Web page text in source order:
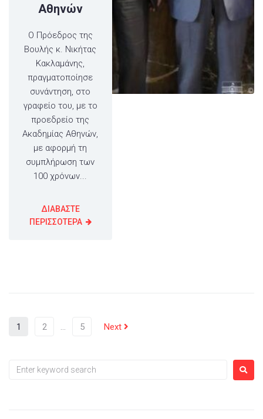
Αθηνών
Ο Πρόεδρος της
Βουλής κ. Νικήτας
Κακλαμάνης,
πραγματοποίησε
συνάντηση, στο
γραφείο του, με το
προεδρείο της
Ακαδημίας Αθηνών,
με αφορμή τη
συμπλήρωση των
100 χρόνων...
ΔΙΑΒΑΣΤΕ
ΠΕΡΙΣΣΟΤΕΡΑ
1 2 … 5 Next